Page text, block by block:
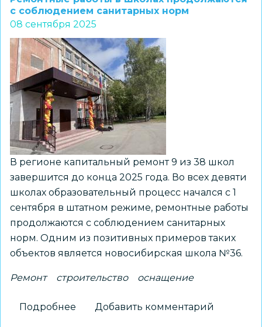
корпуса
экономического
лицея
в
Новосибирске
ведется
опережающими
темпами
с соблюдением санитарных норм
08 сентября 2025
В регионе капитальный ремонт 9 из 38 школ
завершится до конца 2025 года. Во всех девяти
школах образовательный процесс начался с 1
сентября в штатном режиме, ремонтные работы
продолжаются с соблюдением санитарных
норм. Одним из позитивных примеров таких
объектов является новосибирская школа №36.
Ремонт строительство оснащение
Подробнее Добавить комментарий